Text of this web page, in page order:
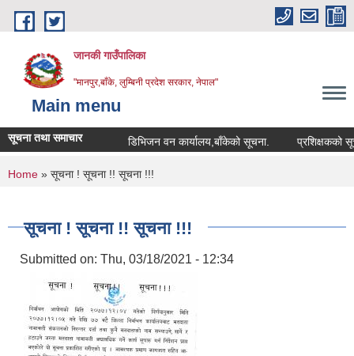
Skip to main content
जानकी गाउँपालिका
"मानपुर,बाँके, लुम्बिनी प्रदेश सरकार, नेपाल"
Main menu
सूचना तथा समाचार डिभिजन वन कार्यालय,बाँकेको सूचना. प्रशिक्षकको सूची
You are here
Home » सूचना ! सूचना !! सूचना !!!
सूचना ! सूचना !! सूचना !!!
Submitted on: Thu, 03/18/2021 - 12:34